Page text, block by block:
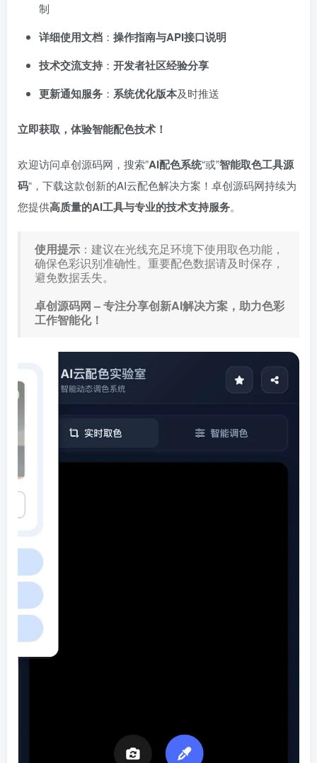
制
详细使用文档 ： 操作指南与API接口说明
技术交流支持： 开发者社区经验分享
更新通知服务 ： 系统优化版本及时推送
立即获取，体验智能配色技术！
欢迎访问卓创源码网，搜索”AI配色系统“或”智能取色工具源
码“，下载这款创新的AI云配色解决方案！卓创源码网持续为
您提供高质量的AI工具与专业的技术支持服务。
使用提示 ：建议在光线充足环境下使用取色功能，
确保色彩识别准确性。重要配色数据请及时保存，
避免数据丢失。
卓创源码网 – 专注分享创新AI解决方案，助力色彩
工作智能化！